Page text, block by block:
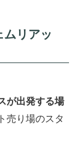
リアッ
が出発する場
売り場のスタ